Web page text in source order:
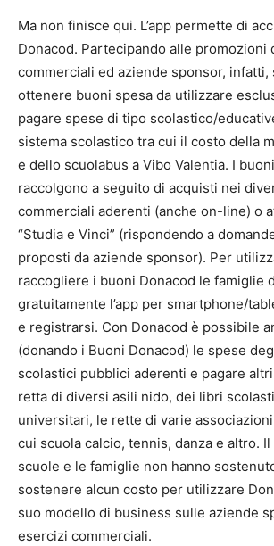
Ma non finisce qui. L’app permette di
Donacod. Partecipando alle promozioni
commerciali ed aziende sponsor, infatti,
ottenere buoni spesa da utilizzare
pagare spese di tipo scolastico/
sistema scolastico tra cui il costo della
e dello scuolabus a Vibo Valentia. I
raccolgono a seguito di acquisti nei
commerciali aderenti (anche on-line) o
“Studia e Vinci” (rispondendo a
proposti da aziende sponsor). Per
raccogliere i buoni Donacod le famiglie
gratuitamente l’app per smartphone/
e registrarsi. Con Donacod è possibile
(donando i Buoni Donacod) le spese
scolastici pubblici aderenti e pagare
retta di diversi asili nido, dei libri
universitari, le rette di varie
cui scuola calcio, tennis, danza e altro. Il
scuole e le famiglie non hanno
sostenere alcun costo per utilizzare
suo modello di business sulle aziende
esercizi commerciali.